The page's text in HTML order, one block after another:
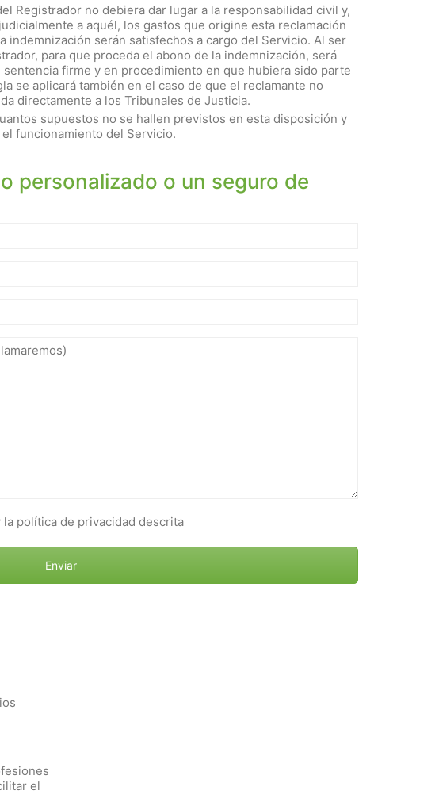
Registrador no debiera dar lugar a la responsabilidad civil y,
a aquél, los gastos que origine esta reclamación
indemnización serán satisfechos a cargo del Servicio. Al ser
para que proceda el abono de la indemnización, será
firme y en procedimiento en que hubiera sido parte
se aplicará también en el caso de que el reclamante no
directamente a los Tribunales de Justicia.
supuestos no se hallen previstos en esta disposición y
funcionamiento del Servicio.
personalizado o un seguro de
política de privacidad descrita
el